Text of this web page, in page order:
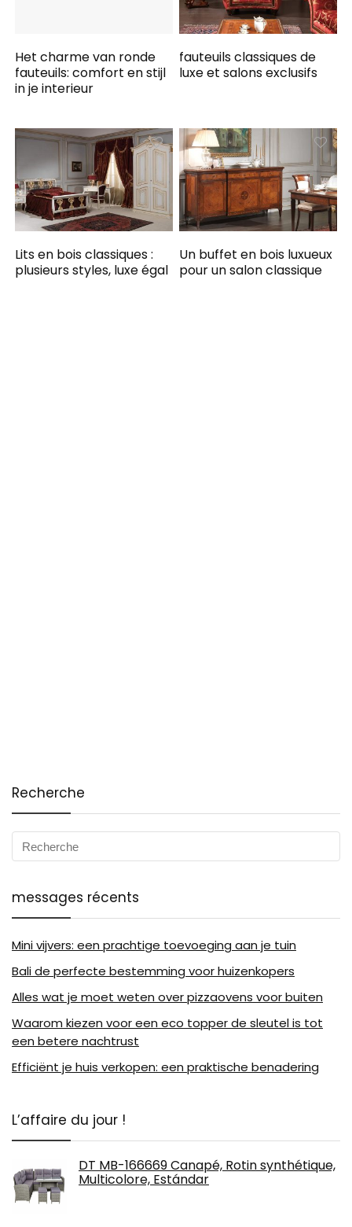
Het charme van ronde
fauteuils: comfort en stijl
in je interieur
fauteuils classiques de
luxe et salons exclusifs
Lits en bois classiques :
plusieurs styles, luxe égal
Un buffet en bois luxueux
pour un salon classique
Recherche
messages récents
Mini vijvers: een prachtige toevoeging aan je tuin
Bali de perfecte bestemming voor huizenkopers
Alles wat je moet weten over pizzaovens voor buiten
Waarom kiezen voor een eco topper de sleutel is tot
een betere nachtrust
Efficiënt je huis verkopen: een praktische benadering
L’affaire du jour !
DT MB-166669 Canapé, Rotin synthétique,
Multicolore, Estándar